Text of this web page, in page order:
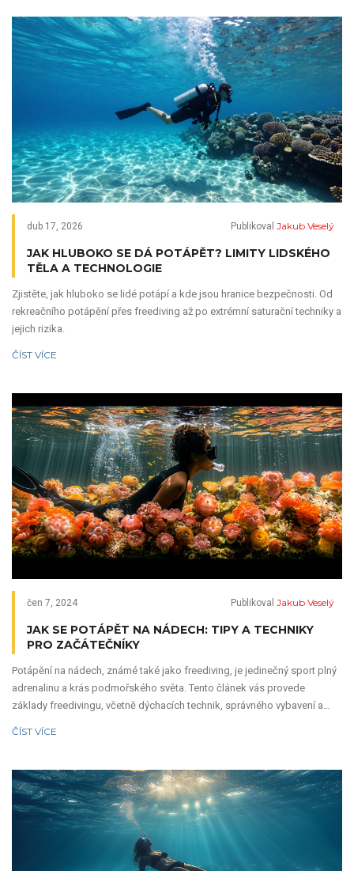
dub 17, 2026 Publikoval Jakub Veselý
JAK HLUBOKO SE DÁ POTÁPĚT? LIMITY LIDSKÉHO
TĚLA A TECHNOLOGIE
Zjistěte, jak hluboko se lidé potápí a kde jsou hranice bezpečnosti. Od
rekreačního potápění přes freediving až po extrémní saturační techniky a
jejich rizika.
ČÍST VÍCE
čen 7, 2024 Publikoval Jakub Veselý
JAK SE POTÁPĚT NA NÁDECH: TIPY A TECHNIKY
PRO ZAČÁTEČNÍKY
Potápění na nádech, známé také jako freediving, je jedinečný sport plný
adrenalinu a krás podmořského světa. Tento článek vás provede
základy freedivingu, včetně dýchacích technik, správného vybavení a
ČÍST VÍCE